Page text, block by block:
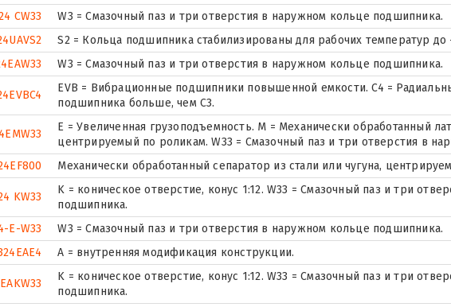
CW33
W3 = Смазочный паз и три отверстия в наружном кольце подшипника.
S2 = Кольца подшипника стабилизированы для рабочих температур до
W3 = Смазочный паз и три отверстия в наружном кольце подшипника.
EVB = Вибрационные подшипники повышенной емкости. C4 =
подшипника больше, чем C3.
E = Увеличенная грузоподъемность. М = Механически обработанный
центрируемый по роликам. W33 = Смазочный паз и три отверстия в
Механически обработанный сепаратор из стали или чугуна,
KW33
K = коническое отверстие, конус 1:12. W33 = Смазочный паз и три
подшипника.
E-W33
W3 = Смазочный паз и три отверстия в наружном кольце подшипника.
A = внутренняя модификация конструкции.
K = коническое отверстие, конус 1:12. W33 = Смазочный паз и три
подшипника.